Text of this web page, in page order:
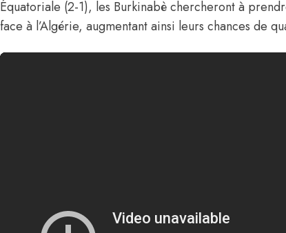
Équatoriale (2-1), les Burkinabè chercheront à
face à l’Algérie, augmentant ainsi leurs chances de